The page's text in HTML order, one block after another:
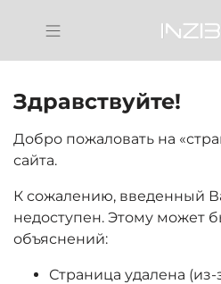
Здравствуйте!
Добро пожаловать на
сайта.
К сожалению, введенный
недоступен. Этому может
объяснений:
Страница удалена (из-